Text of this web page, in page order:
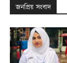
জনপ্রিয় সংবাদ